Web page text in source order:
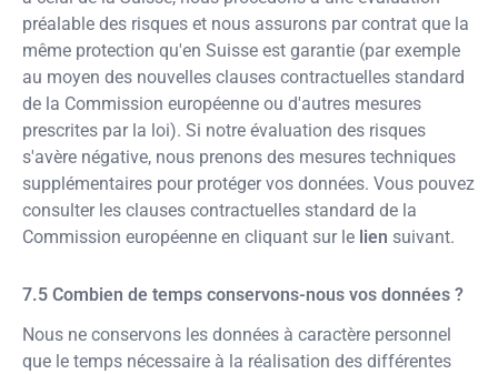
préalable des risques et nous assurons par contrat que la
même protection qu'en Suisse est garantie (par exemple
au moyen des nouvelles clauses contractuelles standard
de la Commission européenne ou d'autres mesures
prescrites par la loi). Si notre évaluation des risques
s'avère négative, nous prenons des mesures techniques
supplémentaires pour protéger vos données. Vous pouvez
consulter les clauses contractuelles standard de la
Commission européenne en cliquant sur le lien suivant.
Combien de temps conservons-nous vos données ?
Nous ne conservons les données à caractère personnel
que le temps nécessaire à la réalisation des différentes